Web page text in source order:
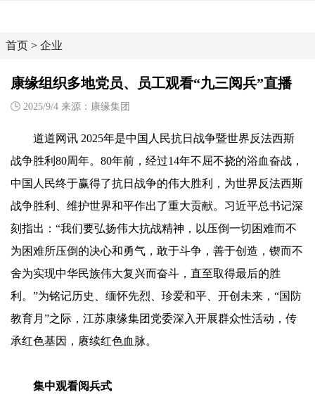
首页 > 企业
康缘组织多地党员、员工观看“九三阅兵”直播
2025/9/4 来源：康缘集团
道道网讯 2025年是中国人民抗日战争暨世界反法西斯
战争胜利80周年。80年前，经过14年不屈不挠的浴血奋战，
中国人民终于赢得了抗日战争的伟大胜利，为世界反法西斯
战争胜利、维护世界和平作出了重大贡献。习近平总书记深
刻指出：“我们要弘扬伟大抗战精神，以压倒一切困难而不
为困难所压倒的决心和勇气，敢于斗争，善于创造，锲而不
舍为实现中华民族伟大复兴而奋斗，直至取得最后的胜
利。”为铭记历史、缅怀先烈、珍爱和平、开创未来，“国防
教育月”之际，江苏康缘集团党委深入开展群众性活动，传
承红色基因，赓续红色血脉。
集中观看阅兵式